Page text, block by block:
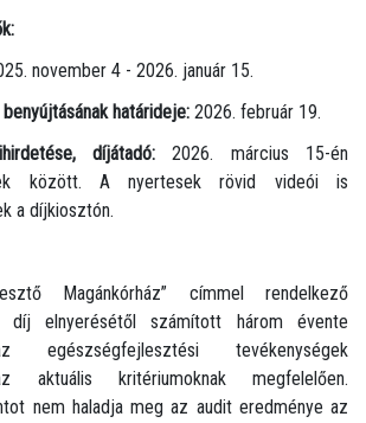
november 4 - 2026. január 15.
határideje: 2026. február 19.
díjátadó: 2026. március 15-én
között. A nyertesek rövid videói is
a díjkiosztón.
Magánkórház” címmel rendelkező
díj elnyerésétől számított három évente
egészségfejlesztési tevékenységek
aktuális kritériumoknak megfelelően.
nem haladja meg az audit eredménye az